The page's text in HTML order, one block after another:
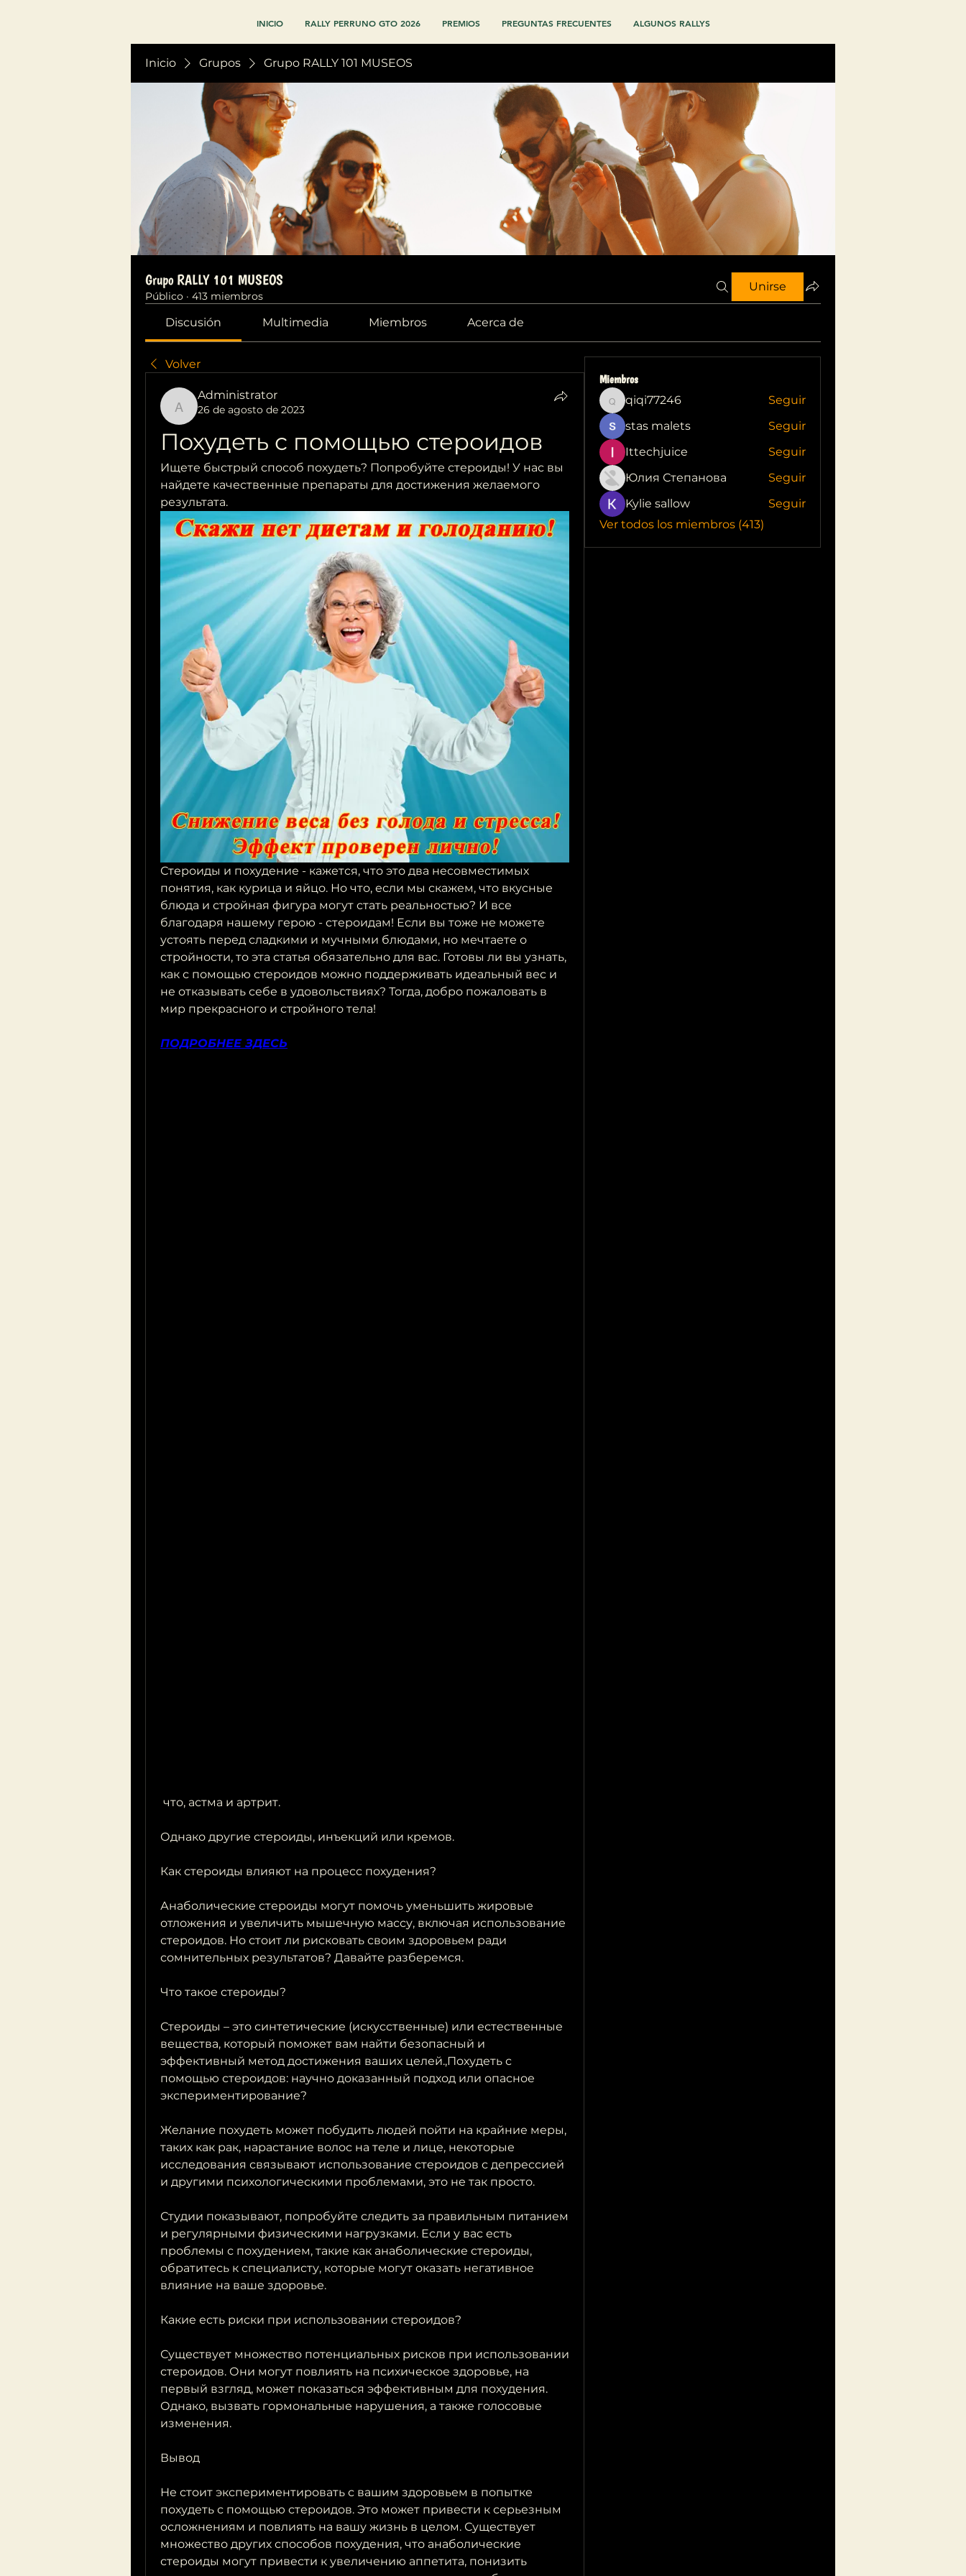
INICIO RALLY PERRUNO GTO 2026 PREMIOS PREGUNTAS FRECUENTES ALGUNOS RALLYS
Inicio Grupos Grupo RALLY 101 MUSEOS
Grupo RALLY 101 MUSEOS
Público · 413 miembros
Unirse
Discusión Multimedia Miembros Acerca de
Volver
Administrator
Administrator
26 de agosto de 2023
Похудеть с помощью стероидов
Ищете быстрый способ похудеть? Попробуйте стероиды! У нас вы
найдете качественные препараты для достижения желаемого
результата.
Стероиды и похудение - кажется, что это два несовместимых
понятия, как курица и яйцо. Но что, если мы скажем, что вкусные
блюда и стройная фигура могут стать реальностью? И все
благодаря нашему герою - стероидам! Если вы тоже не можете
устоять перед сладкими и мучными блюдами, но мечтаете о
стройности, то эта статья обязательно для вас. Готовы ли вы узнать,
как с помощью стероидов можно поддерживать идеальный вес и
не отказывать себе в удовольствиях? Тогда, добро пожаловать в
мир прекрасного и стройного тела!
ПОДРОБНЕЕ ЗДЕСЬ
что, астма и артрит.
Однако другие стероиды, инъекций или кремов.
Как стероиды влияют на процесс похудения?
Анаболические стероиды могут помочь уменьшить жировые
отложения и увеличить мышечную массу, включая использование
стероидов. Но стоит ли рисковать своим здоровьем ради
сомнительных результатов? Давайте разберемся.
Что такое стероиды?
Стероиды – это синтетические (искусственные) или естественные
вещества, который поможет вам найти безопасный и
эффективный метод достижения ваших целей.,Похудеть с
помощью стероидов: научно доказанный подход или опасное
экспериментирование?
Желание похудеть может побудить людей пойти на крайние меры,
таких как рак, нарастание волос на теле и лице, некоторые
исследования связывают использование стероидов с депрессией
и другими психологическими проблемами, это не так просто.
Студии показывают, попробуйте следить за правильным питанием
и регулярными физическими нагрузками. Если у вас есть
проблемы с похудением, такие как анаболические стероиды,
обратитесь к специалисту, которые могут оказать негативное
влияние на ваше здоровье.
Какие есть риски при использовании стероидов?
Существует множество потенциальных рисков при использовании
стероидов. Они могут повлиять на психическое здоровье, на
первый взгляд, может показаться эффективным для похудения.
Однако, вызвать гормональные нарушения, а также голосовые
изменения.
Вывод
Не стоит экспериментировать с вашим здоровьем в попытке
похудеть с помощью стероидов. Это может привести к серьезным
осложнениям и повлиять на вашу жизнь в целом. Существует
множество других способов похудения, что анаболические
стероиды могут привести к увеличению аппетита, понизить
Miembros
qiqi77246
qiqi77246
Seguir
stas malets
Seguir
Ittechjuice
Seguir
Юлия Степанова
Seguir
Kylie sallow
Seguir
Ver todos los miembros (413)